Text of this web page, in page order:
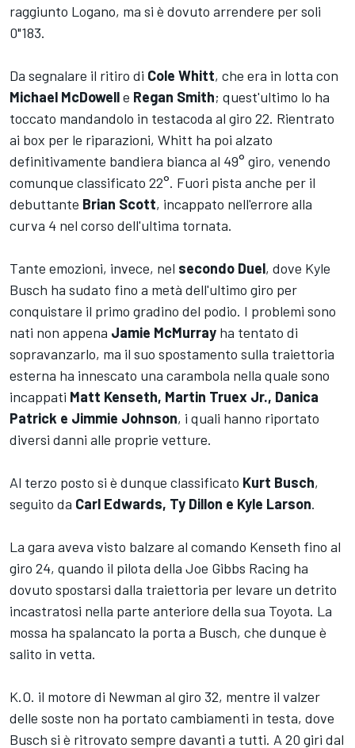
raggiunto Logano, ma si è dovuto arrendere per soli
0"183.
Da segnalare il ritiro di Cole Whitt, che era in lotta con
Michael McDowelle Regan Smith; quest'ultimo lo ha
toccato mandandolo in testacoda al giro 22. Rientrato
ai box per le riparazioni, Whitt ha poi alzato
definitivamente bandiera bianca al 49° giro, venendo
comunque classificato 22°. Fuori pista anche per il
debuttante Brian Scott, incappato nell'errore alla
curva 4 nel corso dell'ultima tornata.
Tante emozioni, invece, nel secondo Duel, dove Kyle
Busch ha sudato fino a metà dell'ultimo giro per
conquistare il primo gradino del podio. I problemi sono
nati non appena Jamie McMurray ha tentato di
sopravanzarlo, ma il suo spostamento sulla traiettoria
esterna ha innescato una carambola nella quale sono
incappati Matt Kenseth, Martin Truex Jr., Danica
Patrick e Jimmie Johnson, i quali hanno riportato
diversi danni alle proprie vetture.
Al terzo posto si è dunque classificato Kurt Busch,
seguito da Carl Edwards, Ty Dillon e Kyle Larson.
La gara aveva visto balzare al comando Kenseth fino al
giro 24, quando il pilota della Joe Gibbs Racing ha
dovuto spostarsi dalla traiettoria per levare un detrito
incastratosi nella parte anteriore della sua Toyota. La
mossa ha spalancato la porta a Busch, che dunque è
salito in vetta.
K.O. il motore di Newman al giro 32, mentre il valzer
delle soste non ha portato cambiamenti in testa, dove
Busch si è ritrovato sempre davanti a tutti. A 20 giri dal